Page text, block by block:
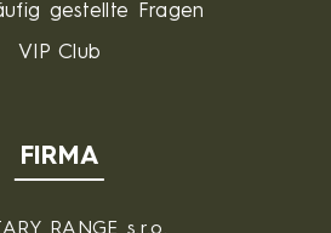
gestellte Fragen
VIP Club
FIRMA